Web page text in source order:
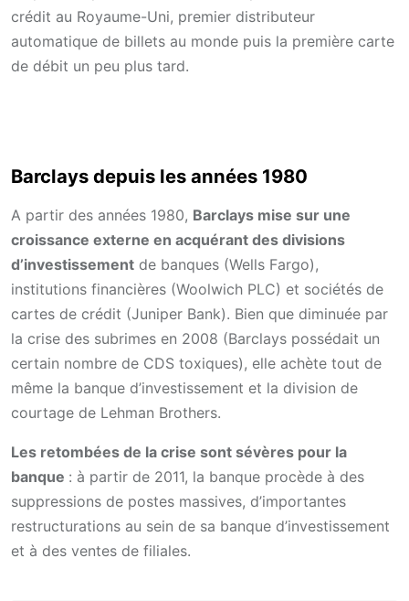
crédit au Royaume-Uni, premier distributeur
automatique de billets au monde puis la première carte
de débit un peu plus tard.
Barclays depuis les années 1980
A partir des années 1980, Barclays mise sur une
croissance externe en acquérant des divisions
d’investissement de banques (Wells Fargo),
institutions financières (Woolwich PLC) et sociétés de
cartes de crédit (Juniper Bank). Bien que diminuée par
la crise des subrimes en 2008 (Barclays possédait un
certain nombre de CDS toxiques), elle achète tout de
même la banque d’investissement et la division de
courtage de Lehman Brothers.
Les retombées de la crise sont sévères pour la
banque : à partir de 2011, la banque procède à des
suppressions de postes massives, d’importantes
restructurations au sein de sa banque d’investissement
et à des ventes de filiales.